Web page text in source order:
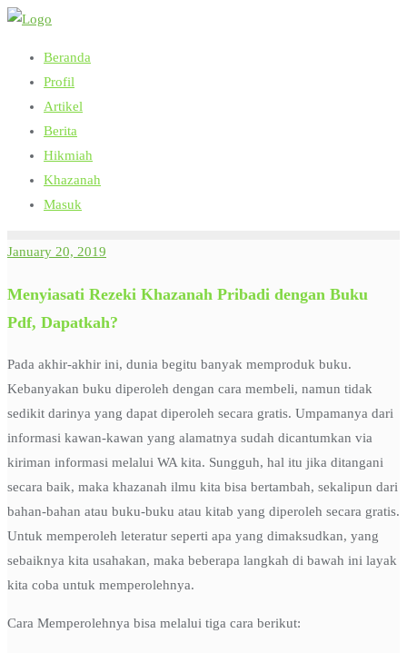
Skip
content
Beranda
Profil
Artikel
Berita
Hikmiah
Khazanah
Masuk
January 20, 2019
Menyiasati Rezeki Khazanah Pribadi dengan Buku
Pdf, Dapatkah?
Pada akhir-akhir ini, dunia begitu banyak memproduk buku.
Kebanyakan buku diperoleh dengan cara membeli, namun tidak
sedikit darinya yang dapat diperoleh secara gratis. Umpamanya dari
informasi kawan-kawan yang alamatnya sudah dicantumkan via
kiriman informasi melalui WA kita. Sungguh, hal itu jika ditangani
secara baik, maka khazanah ilmu kita bisa bertambah, sekalipun dari
bahan-bahan atau buku-buku atau kitab yang diperoleh secara gratis.
Untuk memperoleh leteratur seperti apa yang dimaksudkan, yang
sebaiknya kita usahakan, maka beberapa langkah di bawah ini layak
kita coba untuk memperolehnya.
Cara Memperolehnya bisa melalui tiga cara berikut: